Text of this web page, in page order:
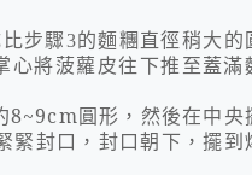
步驟3的麵糰直徑稍大的
心將菠蘿皮往下推至蓋滿
8~9cm圓形，然後在中央
緊封口，封口朝下，擺到